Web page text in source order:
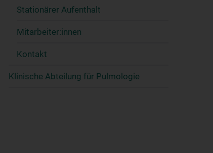
Stationärer Aufenthalt
Mitarbeiter:innen
Kontakt
Klinische Abteilung für Pulmologie